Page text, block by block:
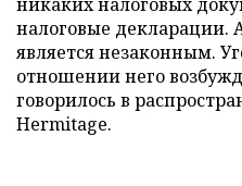
налоговые декларации.
является незаконным.
отношении него
говорилось в
Hermitage.